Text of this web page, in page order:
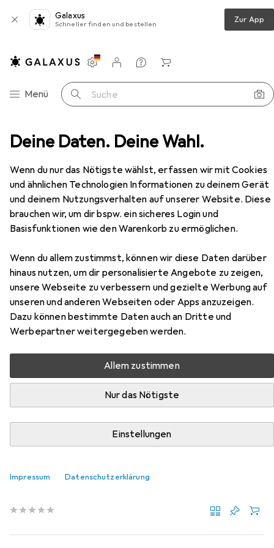
Deine Daten. Deine Wahl.
Wenn du nur das Nötigste wählst, erfassen wir mit Cookies
und ähnlichen Technologien Informationen zu deinem Gerät
und deinem Nutzungsverhalten auf unserer Website. Diese
brauchen wir, um dir bspw. ein sicheres Login und
Basisfunktionen wie den Warenkorb zu ermöglichen.
Wenn du allem zustimmst, können wir diese Daten darüber
hinaus nutzen, um dir personalisierte Angebote zu zeigen,
unsere Webseite zu verbessern und gezielte Werbung auf
unseren und anderen Webseiten oder Apps anzuzeigen.
Dazu können bestimmte Daten auch an Dritte und
Werbepartner weitergegeben werden.
Allem zustimmen
Nur das Nötigste
Einstellungen
Impressum Datenschutzerklärung
Galaxus
Schneller finden und bestellen Zur App
Navigation nach Kategorien
Menü Suche
Einstellungen
Kundenkonto
Vergleichslisten
Merklisten
Warenkorb
Zubehör Türbeschlag HAWA Schliesswinkel Toplock
EUR
189,–
HAWASchliesswinkel Toplock
Zubehör für HAWA Schliesswinkel
Toplock
Hier findest du passendes Zubehör zum Produkt HAWA
Relevanz
Produktliste
EUR
55,42